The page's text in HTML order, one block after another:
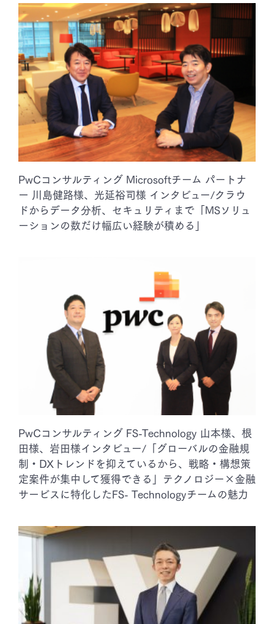
PwCコンサルティング Microsoftチーム パートナ
ー 川島健路様、光延裕司様 インタビュー/クラウ
ドからデータ分析、セキュリティまで「MSソリュ
ーションの数だけ幅広い経験が積める」
PwCコンサルティング FS-Technology 山本様、根
田様、岩田様インタビュー/「グローバルの金融規
制・DXトレンドを抑えているから、戦略・構想策
定案件が集中して獲得できる」テクノロジー×金融
サービスに特化したFS- Technologyチームの魅力